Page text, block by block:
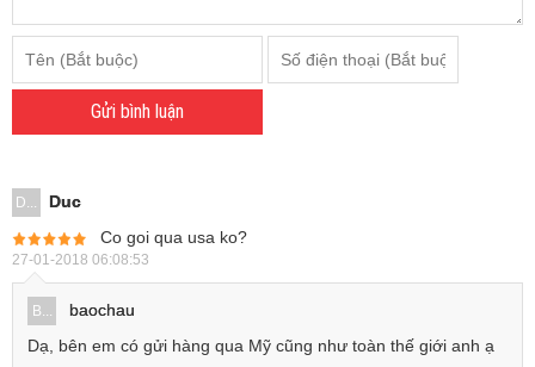
Gửi bình luận
D...
Duc
Co goi qua usa ko?
27-01-2018 06:08:53
B...
baochau
Dạ, bên em có gửi hàng qua Mỹ cũng như toàn thế giới anh ạ